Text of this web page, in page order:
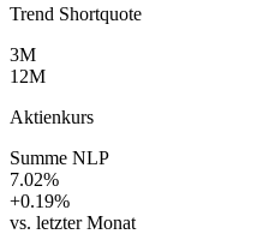
Trend Shortquote
3M
12M
Aktienkurs
Summe NLP
7.02%
+0.19%
vs. letzter Monat